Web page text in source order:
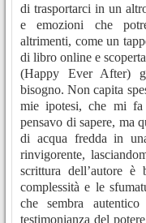
di trasportarci in un
e emozioni che
altrimenti, come un
di libro online e
(Happy Ever After)
bisogno. Non capita
mie ipotesi, che mi fa
pensavo di sapere, ma
di acqua fredda in
rinvigorente,
scrittura dell’autore è
complessità e le
che sembra
testimonianza del